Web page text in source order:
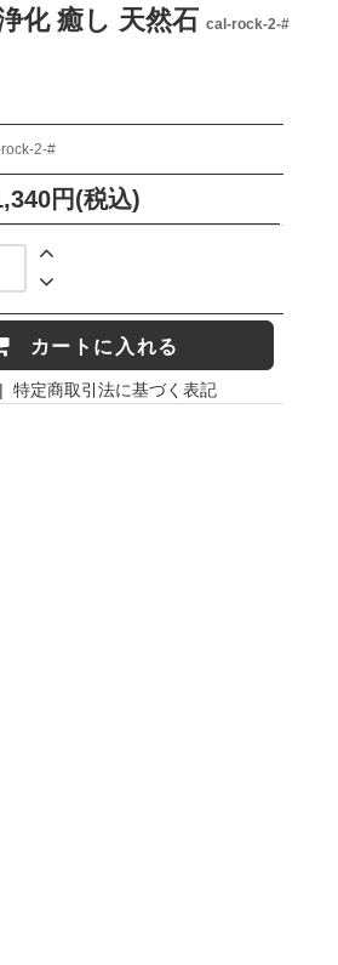
化 癒し 天然石 cal-rock-2-#
2-#
円(税込)
カートに入れる
| 特定商取引法に基づく表記